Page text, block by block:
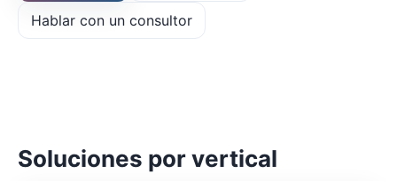
Hablar con un consultor
Soluciones por vertical